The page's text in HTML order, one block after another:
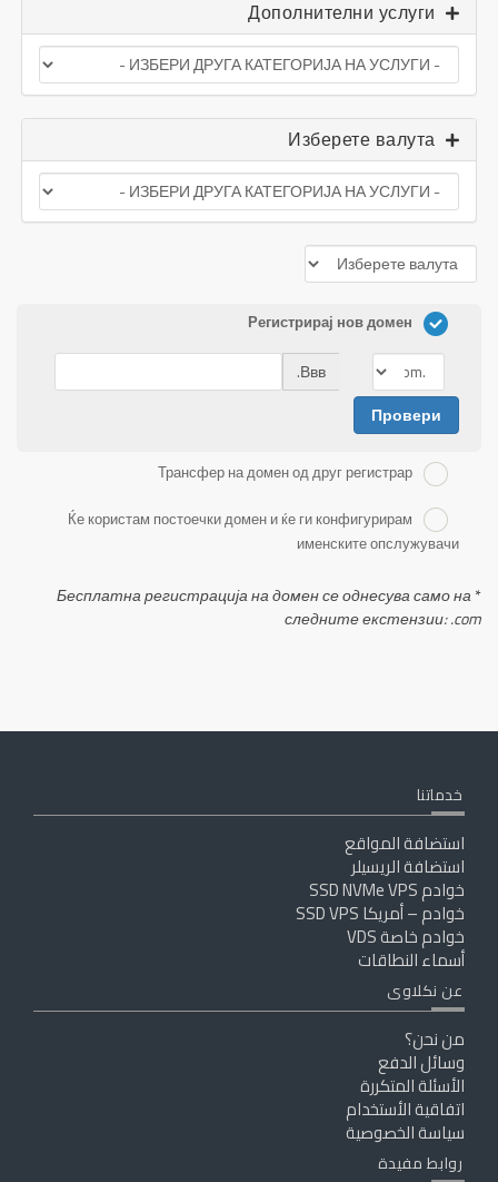
Регистрирај нов домен
Ввв.
Провери
Трансфер на домен од друг регистрар
Ќе користам постоечки домен и ќе ги конфигурирам
именските опслужувачи
*
Бесплатна регистрација на домен се однесува само на
следните екстензии: .com
خدماتنا
استضافة المواقع
استضافة الريسيلر
خوادم SSD NVMe VPS
خوادم – أمريكا SSD VPS
خوادم خاصة VDS
أسماء النطاقات
عن نكلاوى
من نحن؟
وسائل الدفع
الأسئلة المتكررة
اتفاقية الأستخدام
سياسة الخصوصية
روابط مفيدة